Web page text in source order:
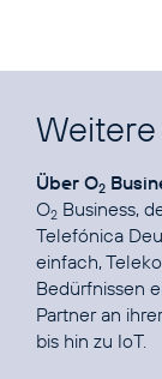
Über O2
O2 Business,
Telefónica
einfach,
Bedürfnissen
Partner an
bis hin zu IoT.